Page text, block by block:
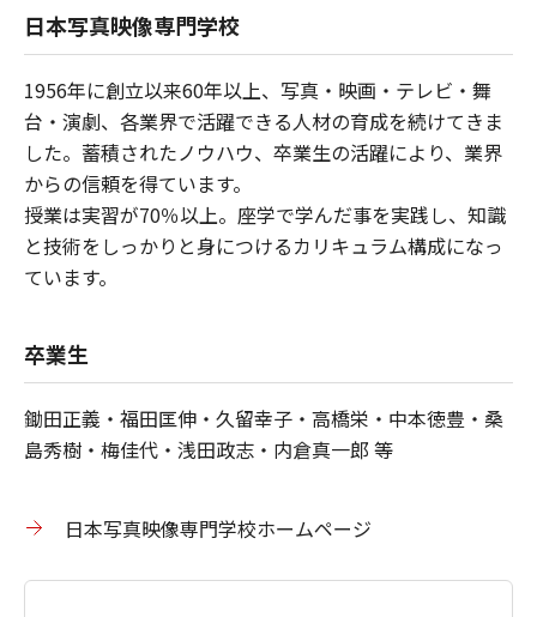
日本写真映像専門学校
1956年に創立以来60年以上、写真・映画・テレビ・舞
台・演劇、各業界で活躍できる人材の育成を続けてきま
した。蓄積されたノウハウ、卒業生の活躍により、業界
からの信頼を得ています。
授業は実習が70％以上。座学で学んだ事を実践し、知識
と技術をしっかりと身につけるカリキュラム構成になっ
ています。
卒業生
鋤田正義・福田匡伸・久留幸子・高橋栄・中本徳豊・桑
島秀樹・梅佳代・浅田政志・内倉真一郎 等
日本写真映像専門学校ホームページ